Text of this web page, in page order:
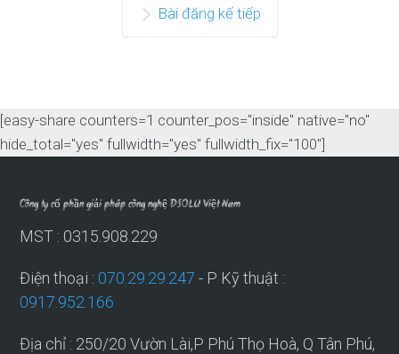
Bài đăng kế tiếp
[easy-share counters=1 counter_pos="inside" native="no"
hide_total="yes" fullwidth="yes" fullwidth_fix="100"]
Công ty cổ phần giải pháp công nghệ DSOLU Việt Nam
MST : 0315.908.229
Điện thoại : 070.29.29.247 - P Kỹ thuật :
0917.952.166
Địa chỉ : 250/20 Vườn Lài,P Phú Thọ Hoà, Q Tân Phú,